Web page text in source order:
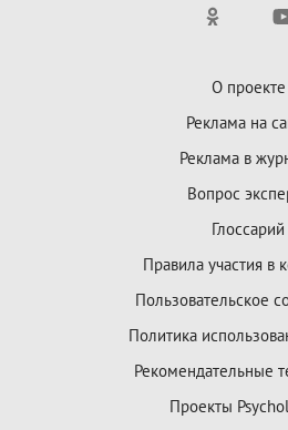
О проекте
Реклама на
Реклама в
Вопрос
Глоссарий
Правила участия в
Пользовательское
Политика
Рекомендательные
Проекты